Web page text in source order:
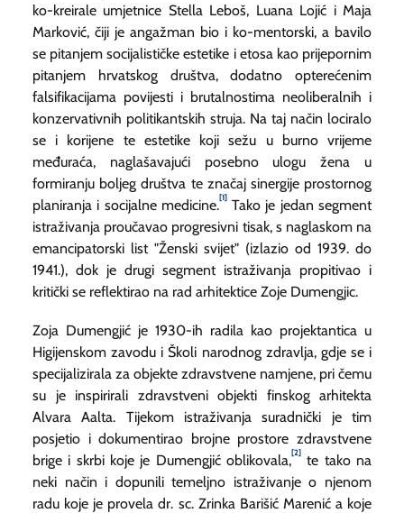
ko-kreirale umjetnice Stella Leboš, Luana Lojić i Maja
Marković, čiji je angažman bio i ko-mentorski, a bavilo
se pitanjem socijalističke estetike i etosa kao prijepornim
pitanjem hrvatskog društva, dodatno opterećenim
falsifikacijama povijesti i brutalnostima neoliberalnih i
konzervativnih politikantskih struja. Na taj način lociralo
se i korijene te estetike koji sežu u burno vrijeme
međuraća, naglašavajući posebno ulogu žena u
formiranju boljeg društva te značaj sinergije prostornog
planiranja i socijalne medicine.[1]Tako je jedan segment
istraživanja proučavao progresivni tisak, s naglaskom na
emancipatorski list "Ženski svijet" (izlazio od 1939. do
1941.), dok je drugi segment istraživanja propitivao i
kritički se reflektirao na rad arhitektice Zoje Dumengjic.
Zoja Dumengjić je 1930-ih radila kao projektantica u
Higijenskom zavodu i Školi narodnog zdravlja, gdje se i
specijalizirala za objekte zdravstvene namjene, pri čemu
su je inspirirali zdravstveni objekti finskog arhitekta
Alvara Aalta. Tijekom istraživanja suradnički je tim
posjetio i dokumentirao brojne prostore zdravstvene
brige i skrbi koje je Dumengjić oblikovala,[2] te tako na
neki način i dopunili temeljno istraživanje o njenom
radu koje je provela dr. sc. Zrinka Barišić Marenić a koje